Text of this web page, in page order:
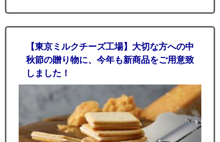
【東京ミルクチーズ工場】大切な方への中
秋節の贈り物に、今年も新商品をご用意致
しました！